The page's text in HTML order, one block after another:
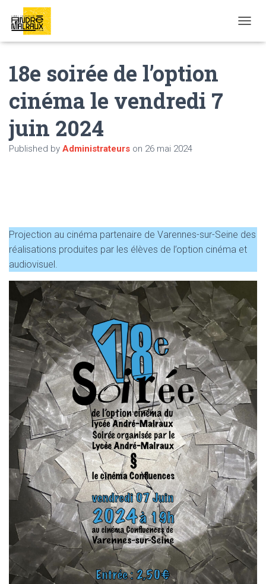
18e soirée de l’option
cinéma le vendredi 7
juin 2024
Published by Administrateurs on 26 mai 2024
Projection au cinéma partenaire de Varennes-sur-Seine des
réalisations produites par les élèves de l’option cinéma et
audiovisuel.